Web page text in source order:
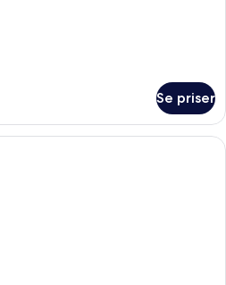
Se priser
Sengetøy av topp kvalitet,